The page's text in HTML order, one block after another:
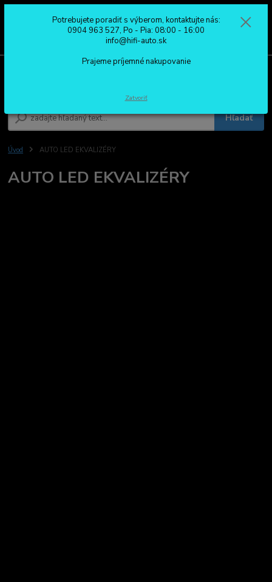
Hľadať
0904 963 527
Po - Pia: 08:00 - 16:00
Úvod AUTO LED EKVALIZÉRY
AUTO LED EKVALIZÉRY
Potrebujete poradiť s výberom, kontaktujte nás:
0904 963 527, Po - Pia: 08:00 - 16:00
info@hifi-auto.sk
Prajeme príjemné nakupovanie
Zatvoriť